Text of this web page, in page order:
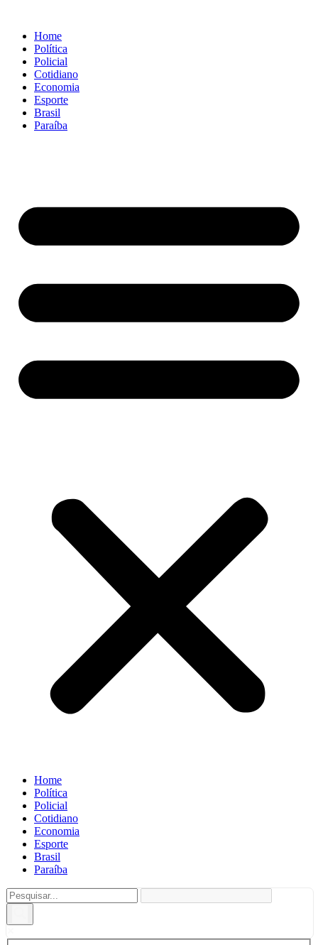
conteúdo
Home
Política
Policial
Cotidiano
Economia
Esporte
Brasil
Paraíba
Home
Política
Policial
Cotidiano
Economia
Esporte
Brasil
Paraíba